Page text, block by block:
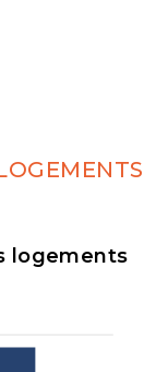
logements